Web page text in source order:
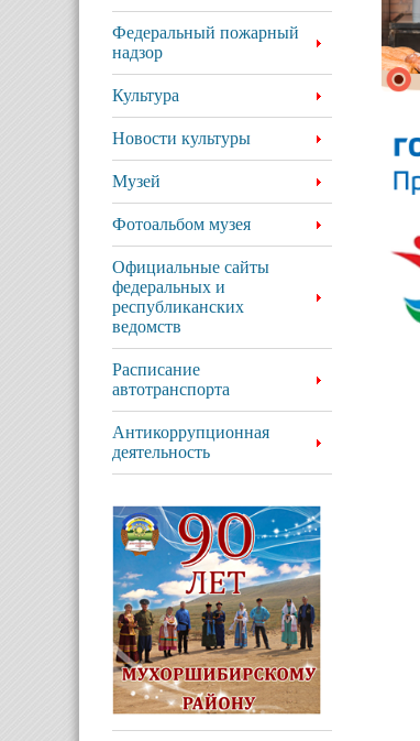
Федеральный пожарный
надзор
Культура
Новости культуры
Музей
Фотоальбом музея
Официальные сайты
федеральных и
республиканских
ведомств
Расписание
автотранспорта
Антикоррупционная
деятельность